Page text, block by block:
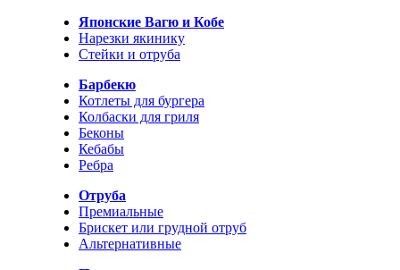
Японские Вагю и Кобе
Нарезки якинику
Стейки и отруба
Барбекю
Котлеты для бургера
Колбаски для гриля
Беконы
Кебабы
Ребра
Отруба
Премиальные
Брискет или грудной отруб
Альтернативные